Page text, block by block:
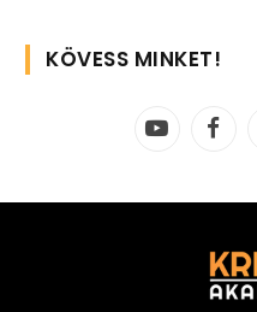
KÖVESS MINKET!
YouTube